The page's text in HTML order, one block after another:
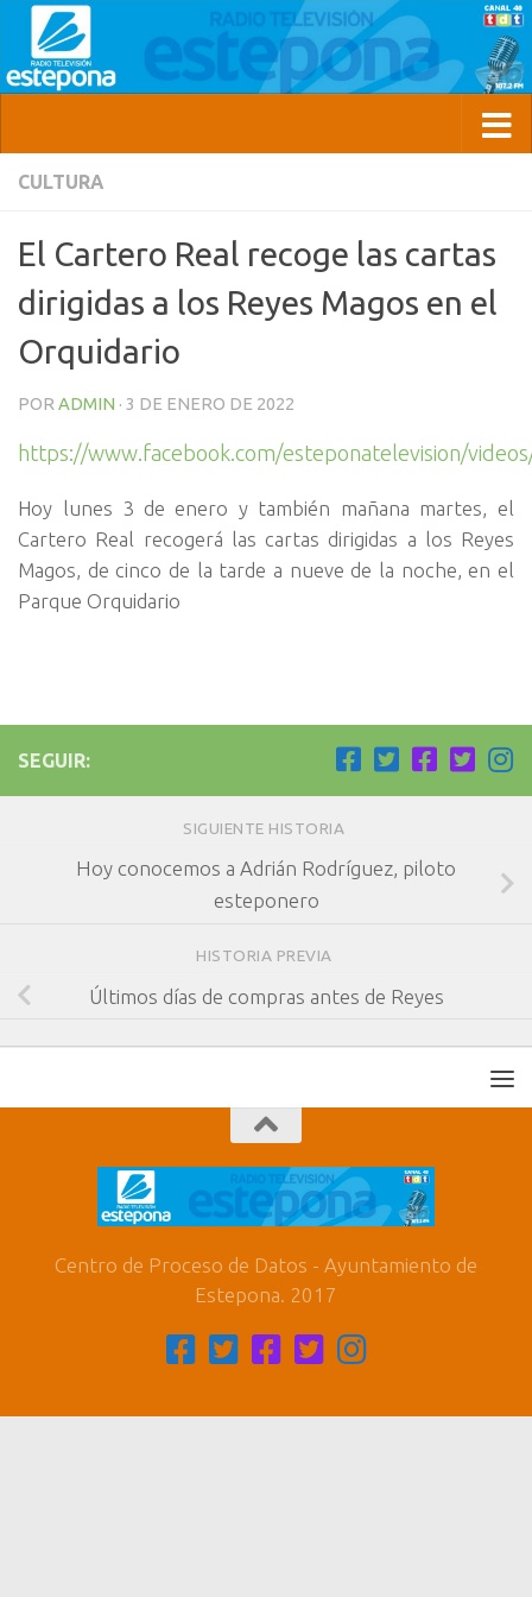
CULTURA
El Cartero Real recoge las cartas
dirigidas a los Reyes Magos en el
Orquidario
POR ADMIN · 3 DE ENERO DE 2022
https://www.facebook.com/esteponatelevision/
Hoy lunes 3 de enero y también mañana martes, el
Cartero Real recogerá las cartas dirigidas a los Reyes
Magos, de cinco de la tarde a nueve de la noche, en el
Parque Orquidario
SEGUIR:
SIGUIENTE HISTORIA
Hoy conocemos a Adrián Rodríguez, piloto
esteponero
HISTORIA PREVIA
Últimos días de compras antes de Reyes
Centro de Proceso de Datos - Ayuntamiento de
Estepona. 2017